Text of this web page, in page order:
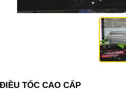
TỐC CAO CẤP